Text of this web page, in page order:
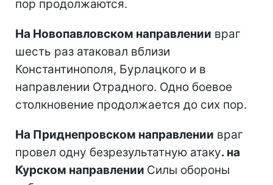
пор продолжаются.
На Новопавловском направлении враг
шесть раз атаковал вблизи
Константинополя, Бурлацкого и в
направлении Отрадного. Одно боевое
столкновение продолжается до сих пор.
На Приднепровском направлении враг
провел одну безрезультатную атаку. на
Курском направлении Силы обороны